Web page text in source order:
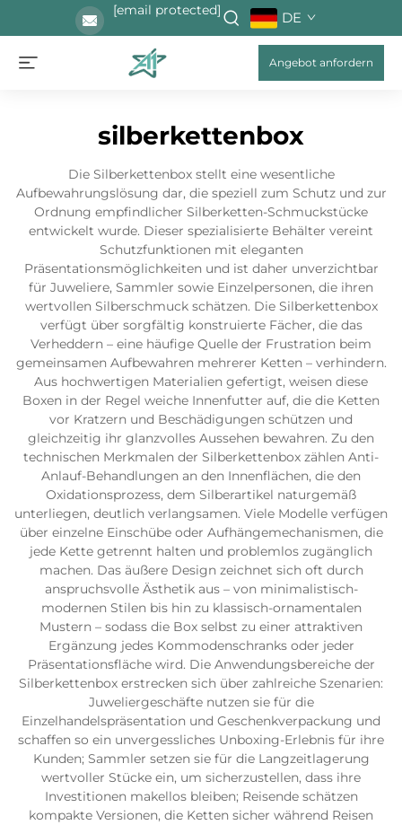
[email protected] DE
Angebot anfordern
silberkettenbox
Die Silberkettenbox stellt eine wesentliche
Aufbewahrungslösung dar, die speziell zum Schutz und zur
Ordnung empfindlicher Silberketten-Schmuckstücke
entwickelt wurde. Dieser spezialisierte Behälter vereint
Schutzfunktionen mit eleganten
Präsentationsmöglichkeiten und ist daher unverzichtbar
für Juweliere, Sammler sowie Einzelpersonen, die ihren
wertvollen Silberschmuck schätzen. Die Silberkettenbox
verfügt über sorgfältig konstruierte Fächer, die das
Verheddern – eine häufige Quelle der Frustration beim
gemeinsamen Aufbewahren mehrerer Ketten – verhindern.
Aus hochwertigen Materialien gefertigt, weisen diese
Boxen in der Regel weiche Innenfutter auf, die die Ketten
vor Kratzern und Beschädigungen schützen und
gleichzeitig ihr glanzvolles Aussehen bewahren. Zu den
technischen Merkmalen der Silberkettenbox zählen Anti-
Anlauf-Behandlungen an den Innenflächen, die den
Oxidationsprozess, dem Silberartikel naturgemäß
unterliegen, deutlich verlangsamen. Viele Modelle verfügen
über einzelne Einschübe oder Aufhängemechanismen, die
jede Kette getrennt halten und problemlos zugänglich
machen. Das äußere Design zeichnet sich oft durch
anspruchsvolle Ästhetik aus – von minimalistisch-
modernen Stilen bis hin zu klassisch-ornamentalen
Mustern – sodass die Box selbst zu einer attraktiven
Ergänzung jedes Kommodenschranks oder jeder
Präsentationsfläche wird. Die Anwendungsbereiche der
Silberkettenbox erstrecken sich über zahlreiche Szenarien:
Juweliergeschäfte nutzen sie für die
Einzelhandelspräsentation und Geschenkverpackung und
schaffen so ein unvergessliches Unboxing-Erlebnis für ihre
Kunden; Sammler setzen sie für die Langzeitlagerung
wertvoller Stücke ein, um sicherzustellen, dass ihre
Investitionen makellos bleiben; Reisende schätzen
kompakte Versionen, die Ketten sicher während Reisen